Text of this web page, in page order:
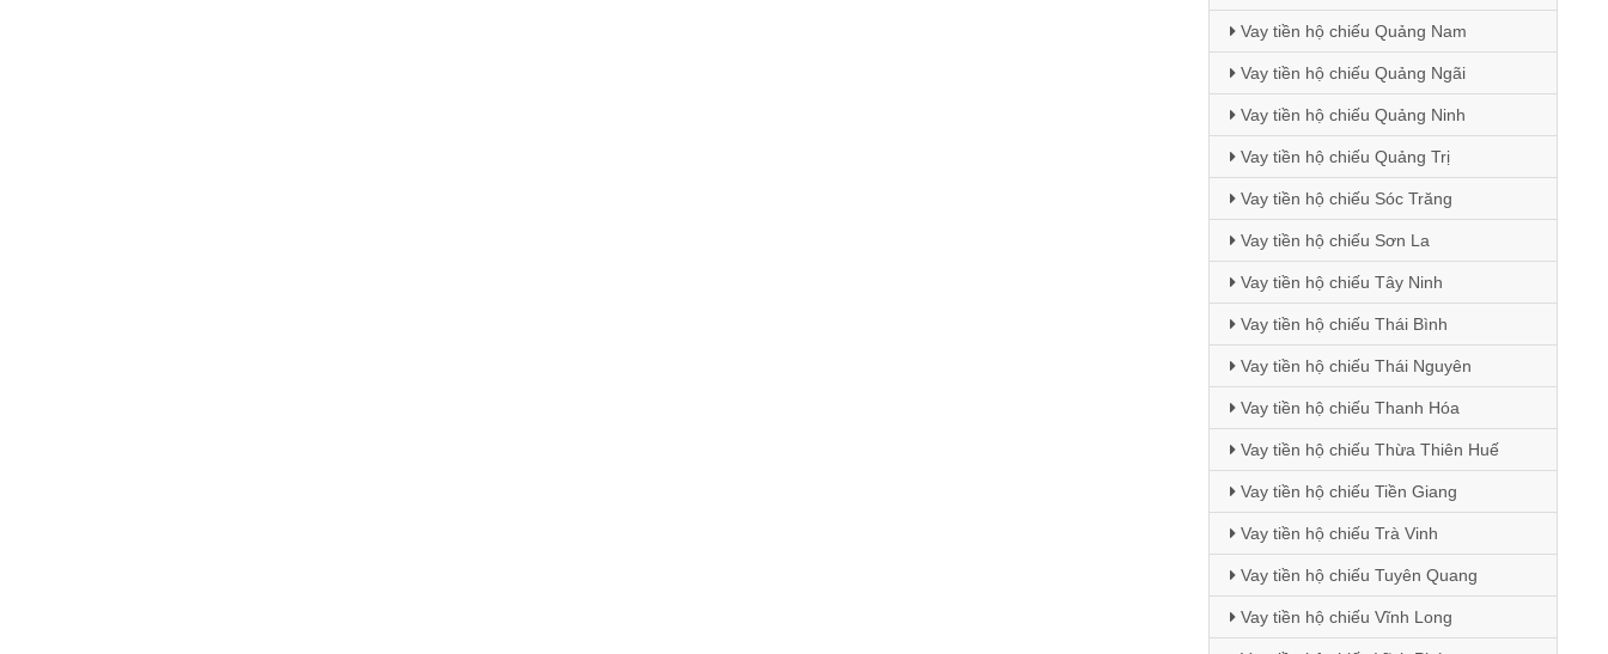
Vay tiền hộ chiếu Quảng Nam
Vay tiền hộ chiếu Quảng Ngãi
Vay tiền hộ chiếu Quảng Ninh
Vay tiền hộ chiếu Quảng Trị
Vay tiền hộ chiếu Sóc Trăng
Vay tiền hộ chiếu Sơn La
Vay tiền hộ chiếu Tây Ninh
Vay tiền hộ chiếu Thái Bình
Vay tiền hộ chiếu Thái Nguyên
Vay tiền hộ chiếu Thanh Hóa
Vay tiền hộ chiếu Thừa Thiên Huế
Vay tiền hộ chiếu Tiền Giang
Vay tiền hộ chiếu Trà Vinh
Vay tiền hộ chiếu Tuyên Quang
Vay tiền hộ chiếu Vĩnh Long